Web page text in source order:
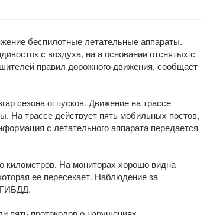
беспилотные летательные аппараты.
с воздуха, на а основании отснятых с
правил дорожного движения, сообщает
сезона отпусков. Движение на трассе
На трассе действует пять мобильных постов,
с летательного аппарата передается
километров. На мониторах хорошо видна
ее пересекает. Наблюдение за
ГИБДД.